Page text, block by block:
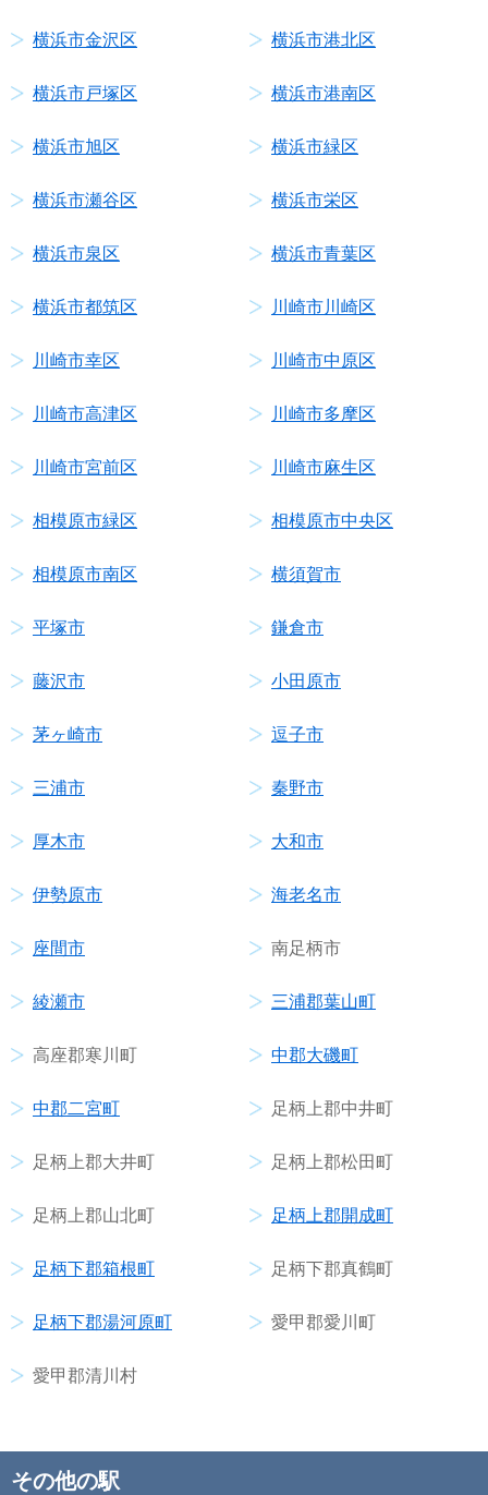
横浜市金沢区 横浜市港北区
横浜市戸塚区 横浜市港南区
横浜市旭区 横浜市緑区
横浜市瀬谷区 横浜市栄区
横浜市泉区 横浜市青葉区
横浜市都筑区 川崎市川崎区
川崎市幸区 川崎市中原区
川崎市高津区 川崎市多摩区
川崎市宮前区 川崎市麻生区
相模原市緑区 相模原市中央区
相模原市南区 横須賀市
平塚市 鎌倉市
藤沢市 小田原市
茅ヶ崎市 逗子市
三浦市 秦野市
厚木市 大和市
伊勢原市 海老名市
座間市 南足柄市
綾瀬市 三浦郡葉山町
高座郡寒川町 中郡大磯町
中郡二宮町 足柄上郡中井町
足柄上郡大井町 足柄上郡松田町
足柄上郡山北町 足柄上郡開成町
足柄下郡箱根町 足柄下郡真鶴町
足柄下郡湯河原町 愛甲郡愛川町
愛甲郡清川村
その他の駅